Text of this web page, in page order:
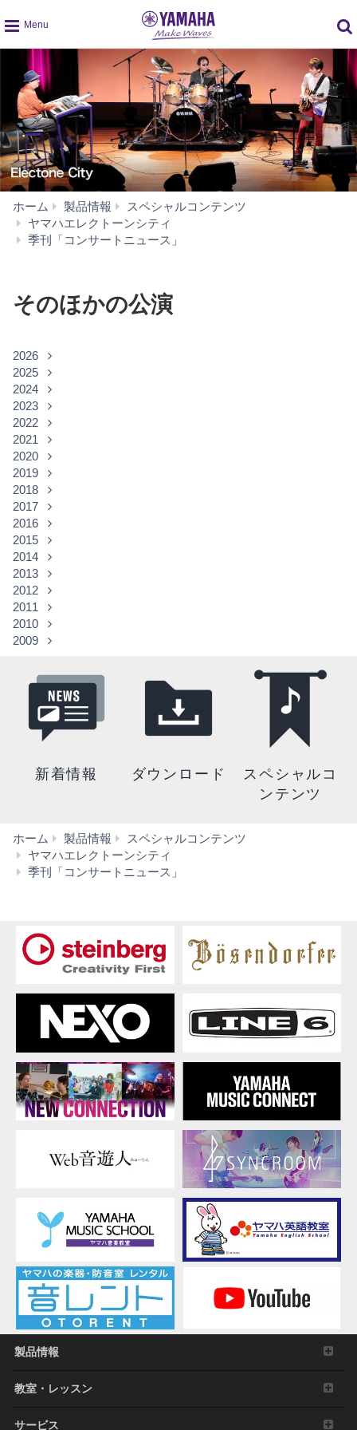
global
navigation
ホーム 製品情報
スペシャルコンテンツ
ヤマハエレクトーンシティ
季刊「コンサートニュース」
そのほかの公演
2026
2025
2024
2023
2022
2021
2020
2019
2018
2017
2016
2015
2014
2013
2012
2011
2010
2009
新着情報 ダウンロード
スペシャルコ
ンテンツ
ホーム 製品情報
スペシャルコンテンツ
ヤマハエレクトーンシティ
季刊「コンサートニュース」
の
演
製品情報
教室・レッスン
サービス